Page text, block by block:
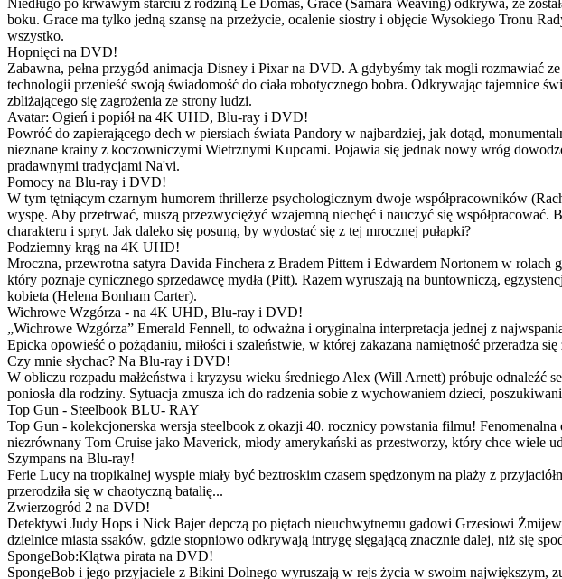
Niedługo po krwawym starciu z rodziną Le Domas, Grace (Samara Weaving) odkrywa, że
boku. Grace ma tylko jedną szansę na przeżycie, ocalenie siostry i objęcie Wysokiego Tronu
wszystko.
Hopnięci na DVD!
Zabawna, pełna przygód animacja Disney i Pixar na DVD. A gdybyśmy tak mogli rozmawiać
technologii przenieść swoją świadomość do ciała robotycznego bobra. Odkrywając tajemnice
zbliżającego się zagrożenia ze strony ludzi.
Avatar: Ogień i popiół na 4K UHD, Blu-ray i DVD!
Powróć do zapierającego dech w piersiach świata Pandory w najbardziej, jak dotąd,
nieznane krainy z koczowniczymi Wietrznymi Kupcami. Pojawia się jednak nowy wróg
pradawnymi tradycjami Na'vi.
Pomocy na Blu-ray i DVD!
W tym tętniącym czarnym humorem thrillerze psychologicznym dwoje współpracowników
wyspę. Aby przetrwać, muszą przezwyciężyć wzajemną niechęć i nauczyć się
charakteru i spryt. Jak daleko się posuną, by wydostać się z tej mrocznej pułapki?
Podziemny krąg na 4K UHD!
Mroczna, przewrotna satyra Davida Finchera z Bradem Pittem i Edwardem Nortonem w
który poznaje cynicznego sprzedawcę mydła (Pitt). Razem wyruszają na buntowniczą,
kobieta (Helena Bonham Carter).
Wichrowe Wzgórza - na 4K UHD, Blu-ray i DVD!
„Wichrowe Wzgórza” Emerald Fennell, to odważna i oryginalna interpretacja jednej z
Epicka opowieść o pożądaniu, miłości i szaleństwie, w której zakazana namiętność przeradza
Czy mnie słychac? Na Blu-ray i DVD!
W obliczu rozpadu małżeństwa i kryzysu wieku średniego Alex (Will Arnett) próbuje odnaleźć
poniosła dla rodziny. Sytuacja zmusza ich do radzenia sobie z wychowaniem dzieci,
Top Gun - Steelbook BLU- RAY
Top Gun - kolekcjonerska wersja steelbook z okazji 40. rocznicy powstania filmu!
niezrównany Tom Cruise jako Maverick, młody amerykański as przestworzy, który chce wiele
Szympans na Blu-ray!
Ferie Lucy na tropikalnej wyspie miały być beztroskim czasem spędzonym na plaży z
przerodziła się w chaotyczną batalię...
Zwierzogród 2 na DVD!
Detektywi Judy Hops i Nick Bajer depczą po piętach nieuchwytnemu gadowi Grzesiowi
dzielnice miasta ssaków, gdzie stopniowo odkrywają intrygę sięgającą znacznie dalej, niż się
SpongeBob:Klątwa pirata na DVD!
SpongeBob i jego przyjaciele z Bikini Dolnego wyruszają w rejs życia w swoim największym,